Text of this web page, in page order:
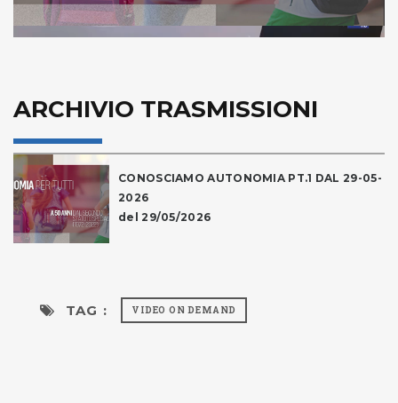
ARCHIVIO TRASMISSIONI
CONOSCIAMO AUTONOMIA PT.1 DAL 29-05-
2026
del 29/05/2026
TAG : VIDEO ON DEMAND